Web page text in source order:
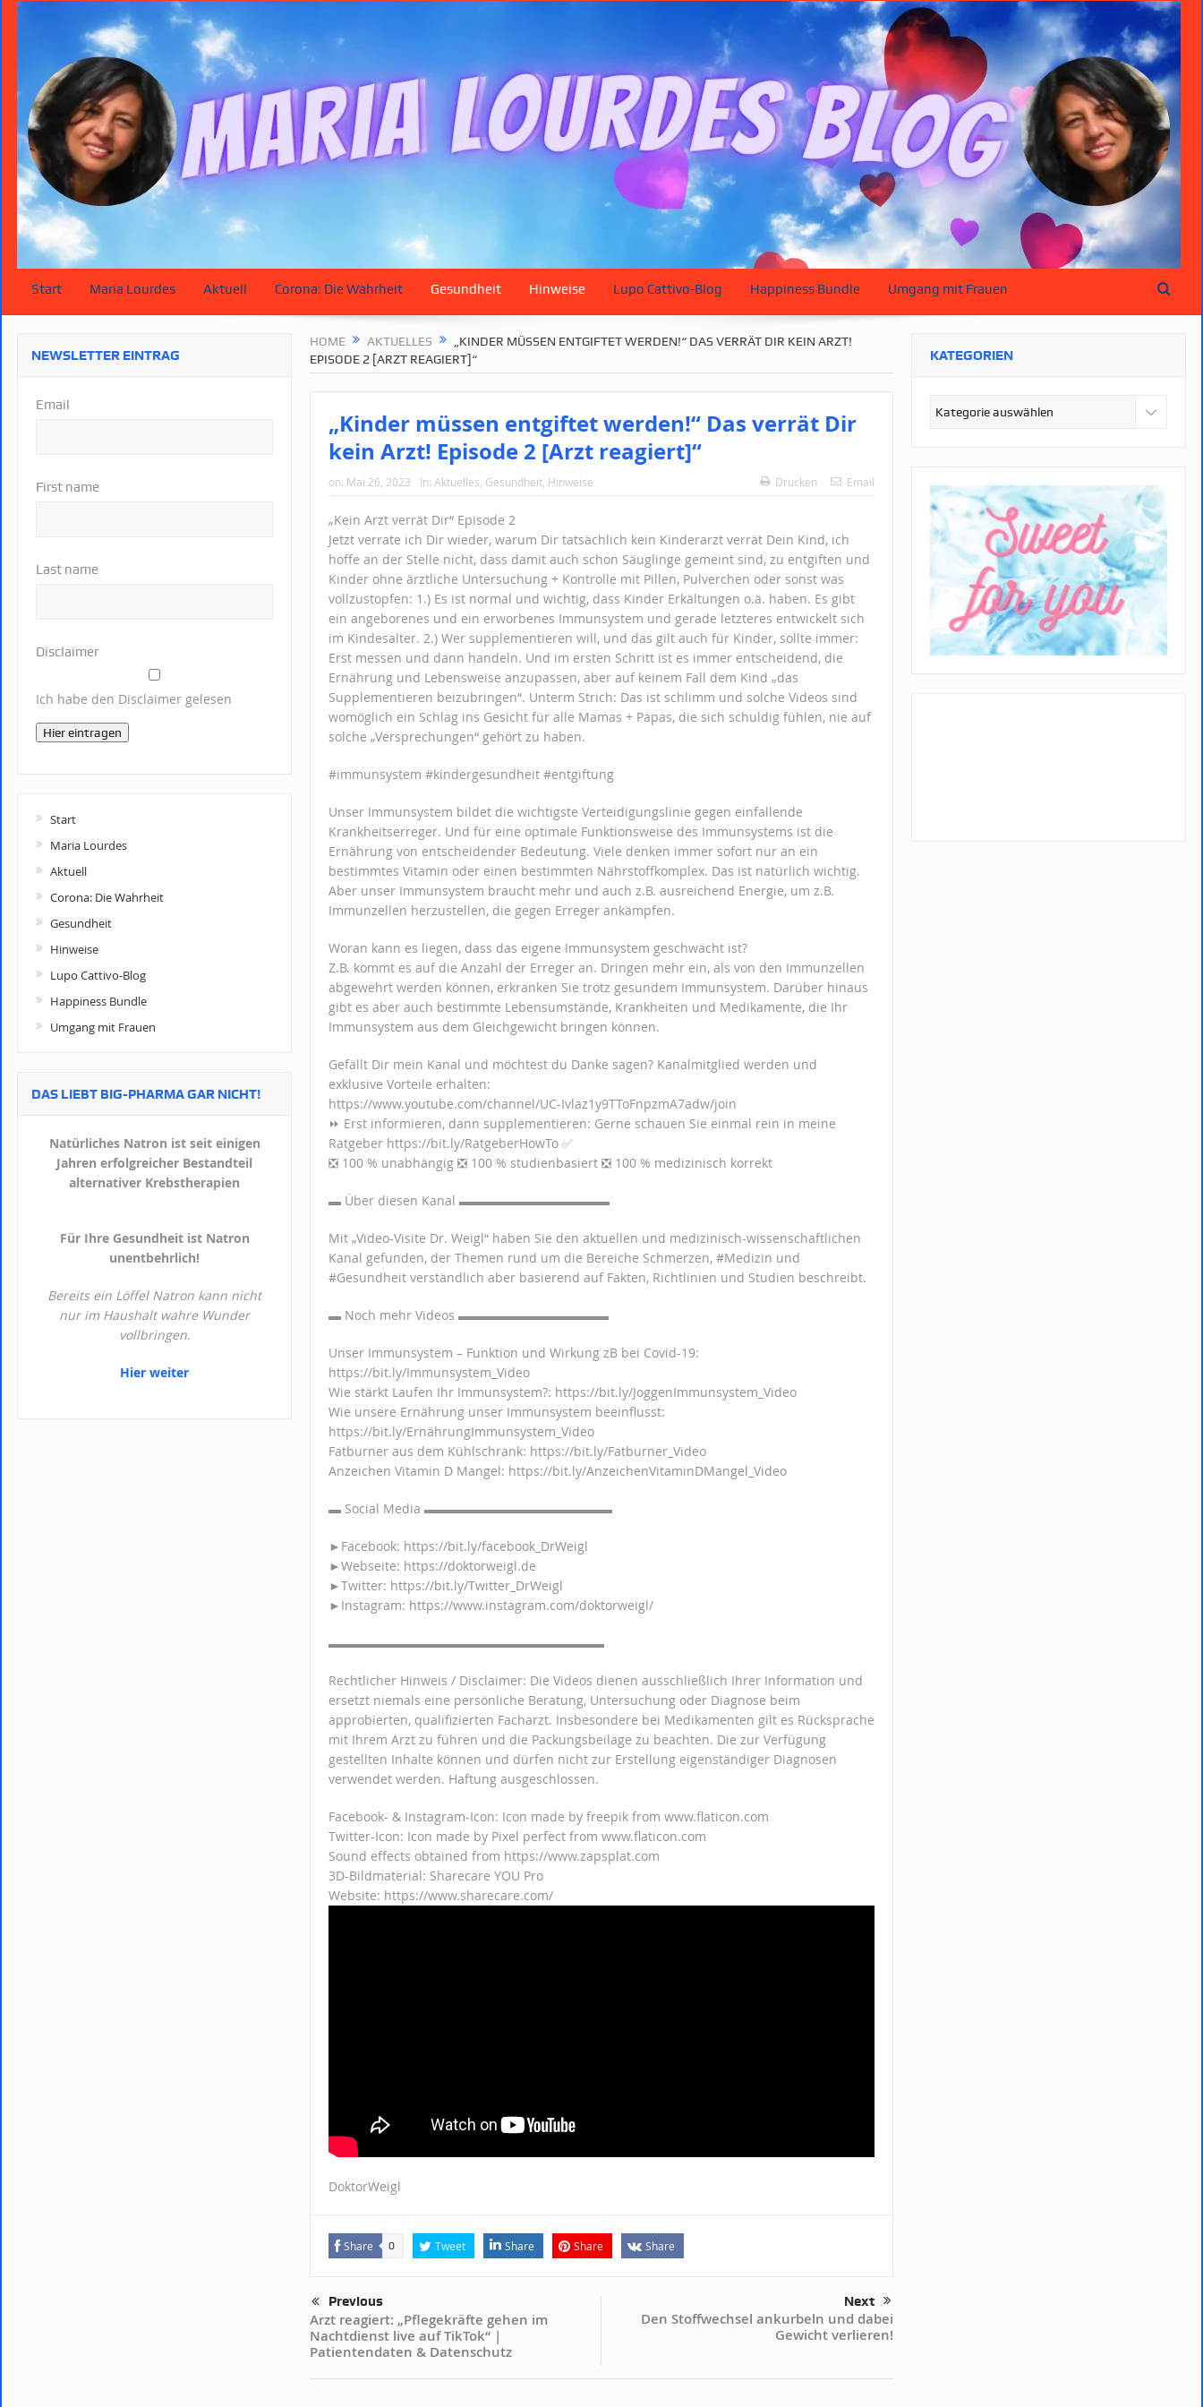
Start Maria Lourdes Aktuell Corona: Die Wahrheit Gesundheit Hinweise Lupo Cattivo-Blog Happiness Bundle Umgang mit Frauen
HOME AKTUELLES
„KINDER MÜSSEN ENTGIFTET WERDEN!“ DAS VERRÄT DIR KEIN ARZT!
EPISODE 2 [ARZT REAGIERT]“
„Kinder müssen entgiftet werden!“ Das verrät Dir
kein Arzt! Episode 2 [Arzt reagiert]“
on: Mai 26, 2023 In: Aktuelles Gesundheit Hinweise Drucken Email
„Kein Arzt verrät Dir“ Episode 2
Jetzt verrate ich Dir wieder, warum Dir tatsächlich kein Kinderarzt verrät Dein Kind, ich
hoffe an der Stelle nicht, dass damit auch schon Säuglinge gemeint sind, zu entgiften und
Kinder ohne ärztliche Untersuchung + Kontrolle mit Pillen, Pulverchen oder sonst was
vollzustopfen: 1.) Es ist normal und wichtig, dass Kinder Erkältungen o.ä. haben. Es gibt
ein angeborenes und ein erworbenes Immunsystem und gerade letzteres entwickelt sich
im Kindesalter. 2.) Wer supplementieren will, und das gilt auch für Kinder, sollte immer:
Erst messen und dann handeln. Und im ersten Schritt ist es immer entscheidend, die
Ernährung und Lebensweise anzupassen, aber auf keinem Fall dem Kind „das
Supplementieren beizubringen“. Unterm Strich: Das ist schlimm und solche Videos sind
womöglich ein Schlag ins Gesicht für alle Mamas + Papas, die sich schuldig fühlen, nie auf
solche „Versprechungen“ gehört zu haben.
#immunsystem #kindergesundheit #entgiftung
Unser Immunsystem bildet die wichtigste Verteidigungslinie gegen einfallende
Krankheitserreger. Und für eine optimale Funktionsweise des Immunsystems ist die
Ernährung von entscheidender Bedeutung. Viele denken immer sofort nur an ein
bestimmtes Vitamin oder einen bestimmten Nährstoffkomplex. Das ist natürlich wichtig.
Aber unser Immunsystem braucht mehr und auch z.B. ausreichend Energie, um z.B.
Immunzellen herzustellen, die gegen Erreger ankämpfen.
Woran kann es liegen, dass das eigene Immunsystem geschwächt ist?
Z.B. kommt es auf die Anzahl der Erreger an. Dringen mehr ein, als von den Immunzellen
abgewehrt werden können, erkranken Sie trotz gesundem Immunsystem. Darüber hinaus
gibt es aber auch bestimmte Lebensumstände, Krankheiten und Medikamente, die Ihr
Immunsystem aus dem Gleichgewicht bringen können.
Gefällt Dir mein Kanal und möchtest du Danke sagen? Kanalmitglied werden und
exklusive Vorteile erhalten:
https://www.youtube.com/channel/UC-Ivlaz1y9TToFnpzmA7adw/join
⏩ Erst informieren, dann supplementieren: Gerne schauen Sie einmal rein in meine
Ratgeber https://bit.ly/RatgeberHowTo ✅
❎ 100 % unabhängig ❎ 100 % studienbasiert ❎ 100 % medizinisch korrekt
▬ Über diesen Kanal ▬▬▬▬▬▬▬▬▬▬▬▬
Mit „Video-Visite Dr. Weigl“ haben Sie den aktuellen und medizinisch-wissenschaftlichen
Kanal gefunden, der Themen rund um die Bereiche Schmerzen, #Medizin und
#Gesundheit verständlich aber basierend auf Fakten, Richtlinien und Studien beschreibt.
▬ Noch mehr Videos ▬▬▬▬▬▬▬▬▬▬▬▬
Unser Immunsystem – Funktion und Wirkung zB bei Covid-19:
https://bit.ly/Immunsystem_Video
Wie stärkt Laufen Ihr Immunsystem?: https://bit.ly/JoggenImmunsystem_Video
Wie unsere Ernährung unser Immunsystem beeinflusst:
https://bit.ly/ErnährungImmunsystem_Video
Fatburner aus dem Kühlschrank: https://bit.ly/Fatburner_Video
Anzeichen Vitamin D Mangel: https://bit.ly/AnzeichenVitaminDMangel_Video
▬ Social Media ▬▬▬▬▬▬▬▬▬▬▬▬▬▬▬
►Facebook: https://bit.ly/facebook_DrWeigl
►Webseite: https://doktorweigl.de
►Twitter: https://bit.ly/Twitter_DrWeigl
►Instagram: https://www.instagram.com/doktorweigl/
▬▬▬▬▬▬▬▬▬▬▬▬▬▬▬▬▬▬▬▬▬▬
Rechtlicher Hinweis / Disclaimer: Die Videos dienen ausschließlich Ihrer Information und
ersetzt niemals eine persönliche Beratung, Untersuchung oder Diagnose beim
approbierten, qualifizierten Facharzt. Insbesondere bei Medikamenten gilt es Rücksprache
mit Ihrem Arzt zu führen und die Packungsbeilage zu beachten. Die zur Verfügung
gestellten Inhalte können und dürfen nicht zur Erstellung eigenständiger Diagnosen
verwendet werden. Haftung ausgeschlossen.
Facebook- & Instagram-Icon: Icon made by freepik from www.flaticon.com
Twitter-Icon: Icon made by Pixel perfect from www.flaticon.com
Sound effects obtained from https://www.zapsplat.com
3D-Bildmaterial: Sharecare YOU Pro
Website: https://www.sharecare.com/
DoktorWeigl
Share 0 Tweet Share Share Share
Previous
Arzt reagiert: „Pflegekräfte gehen im
Nachtdienst live auf TikTok“ |
Patientendaten & Datenschutz
Next
Den Stoffwechsel ankurbeln und dabei
Gewicht verlieren!
NEWSLETTER EINTRAG
Email
First name
Last name
Disclaimer
Ich habe den Disclaimer gelesen
Hier eintragen
Start
Maria Lourdes
Aktuell
Corona: Die Wahrheit
Gesundheit
Hinweise
Lupo Cattivo-Blog
Happiness Bundle
Umgang mit Frauen
DAS LIEBT BIG-PHARMA GAR NICHT!
Natürliches Natron ist seit einigen
Jahren erfolgreicher Bestandteil
alternativer Krebstherapien
Für Ihre Gesundheit ist Natron
unentbehrlich!
Bereits ein Löffel Natron kann nicht
nur im Haushalt wahre Wunder
vollbringen.
Hier weiter
KATEGORIEN